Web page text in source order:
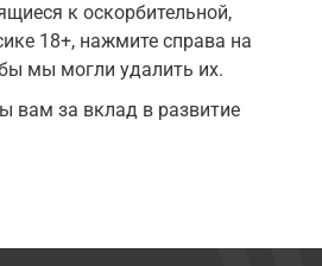
к оскорбительной,
18+, нажмите справа на
мы могли удалить их.
вам за вклад в развитие